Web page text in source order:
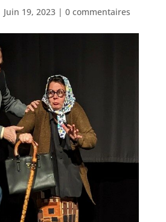
Juin 19, 2023| 0 commentaires